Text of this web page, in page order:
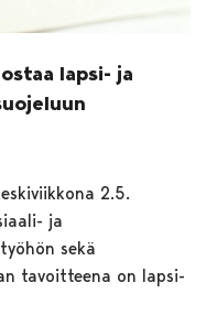
lapsi- ja
2.5.
ja
sekä
tavoitteena on lapsi-